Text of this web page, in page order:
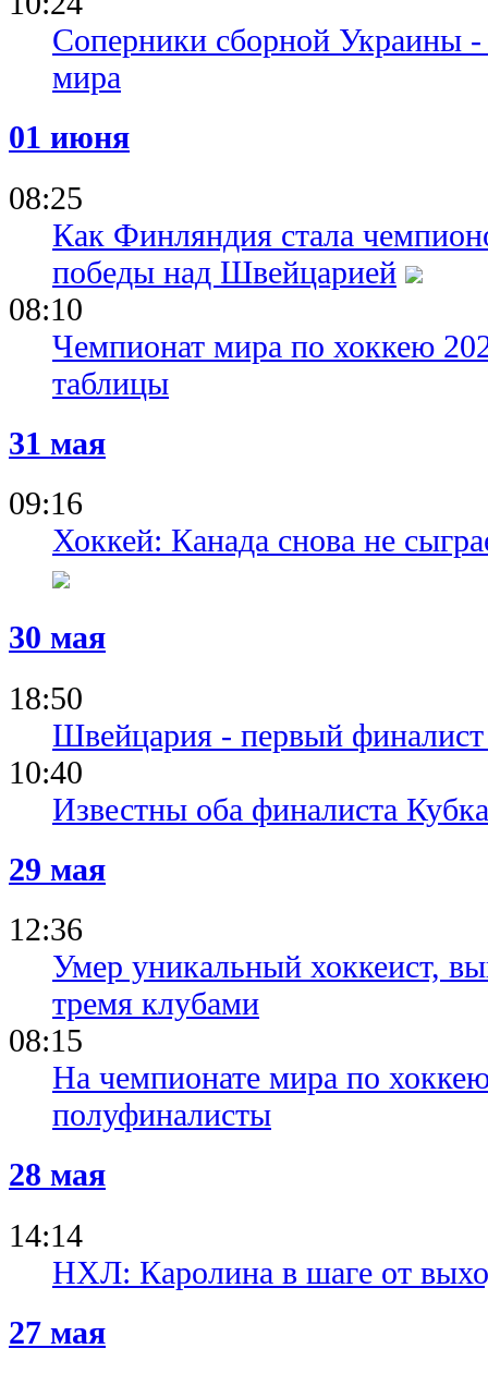
Соперники сборной Украины
мира
01 июня
08:25
Как Финляндия стала
победы над Швейцарией
08:10
Чемпионат мира по хоккею
таблицы
31 мая
09:16
Хоккей: Канада снова не
30 мая
18:50
Швейцария - первый
10:40
Известны оба финалиста
29 мая
12:36
Умер уникальный хоккеист,
тремя клубами
08:15
На чемпионате мира по
полуфиналисты
28 мая
14:14
НХЛ: Каролина в шаге от
27 мая